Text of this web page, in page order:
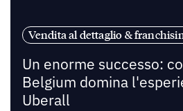
Vendita al dettaglio &
Un enorme successo:
Belgium domina
Uberall